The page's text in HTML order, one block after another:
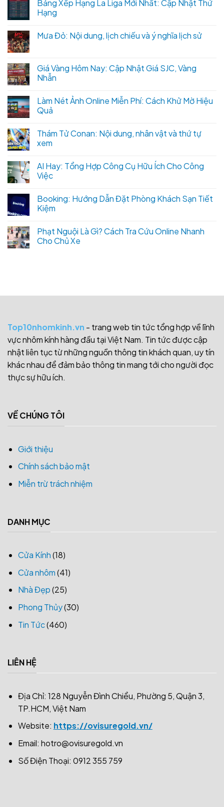
Bảng Xếp Hạng La Liga Mới Nhất: Cập Nhật Thứ
Hạng
Mưa Đỏ: Nội dung, lịch chiếu và ý nghĩa lịch sử
Giá Vàng Hôm Nay: Cập Nhật Giá SJC, Vàng
Nhẫn
Làm Nét Ảnh Online Miễn Phí: Cách Khử Mờ Hiệu
Quả
Thám Tử Conan: Nội dung, nhân vật và thứ tự
xem
AI Hay: Tổng Hợp Công Cụ Hữu Ích Cho Công
Việc
Booking: Hướng Dẫn Đặt Phòng Khách Sạn Tiết
Kiệm
Phạt Nguội Là Gì? Cách Tra Cứu Online Nhanh
Cho Chủ Xe
Top10nhomkinh.vn - trang web tin tức tổng hợp về lĩnh
vực nhôm kính hàng đầu tại Việt Nam. Tin tức được cập
nhật liên tục từ những nguồn thông tin khách quan, uy tín
khác nhau để đảm bảo thông tin mang tới cho người đọc
thực sự hữu ích.
VỀ CHÚNG TÔI
Giới thiệu
Chính sách bảo mật
Miễn trừ trách nhiệm
DANH MỤC
Cửa Kính(18)
Cửa nhôm(41)
Nhà Đẹp(25)
Phong Thủy(30)
Tin Tức(460)
LIÊN HỆ
Địa Chỉ: 128 Nguyễn Đình Chiểu, Phường 5, Quận 3,
TP.HCM, Việt Nam
Website: https://ovisuregold.vn/
Email: hotro@ovisuregold.vn
Số Điện Thoại: 0912 355 759